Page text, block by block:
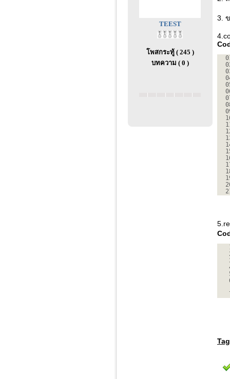
TEEST
โพสกระทู้ ( 245 )
บทความ ( 0 )
3.
Tag